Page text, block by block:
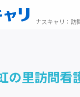
ナスキャリ ： 訪
の里訪問看